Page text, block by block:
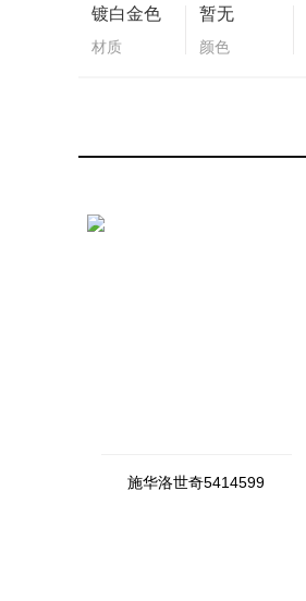
镀白金色
材质
暂无
颜色
施华洛世奇5414599